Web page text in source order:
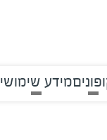
מידע שימושי